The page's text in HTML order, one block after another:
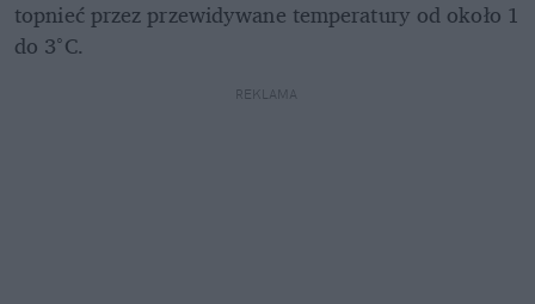
topnieć przez przewidywane temperatury od około 1
do 3°C.
REKLAMA